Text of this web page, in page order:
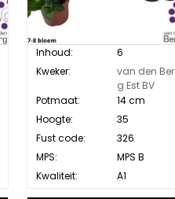
Inhoud:
6
Kweker:
van den Ber
g Est BV
Potmaat:
14 cm
Hoogte:
35
Fust code:
326
MPS:
MPS B
Kwaliteit:
A1